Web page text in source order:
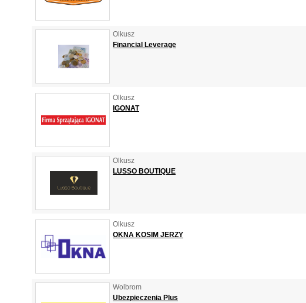
Olkusz
Financial Leverage
Olkusz
IGONAT
Olkusz
LUSSO BOUTIQUE
Olkusz
OKNA KOSIM JERZY
Wolbrom
Ubezpieczenia Plus